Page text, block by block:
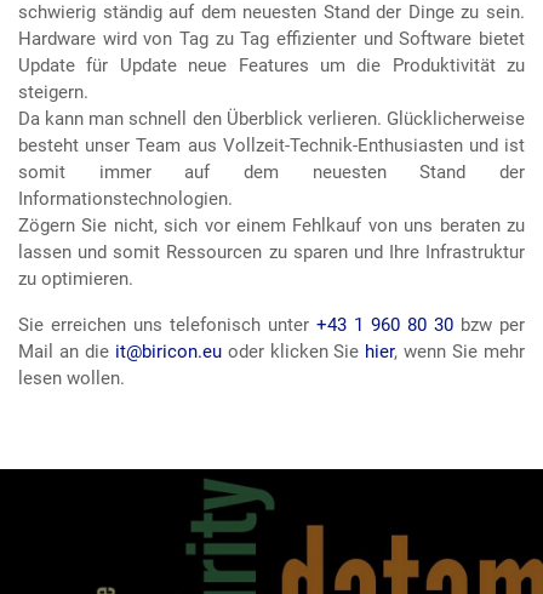
schwierig ständig auf dem neuesten Stand der Dinge zu sein.
Hardware wird von Tag zu Tag effizienter und Software bietet
Update für Update neue Features um die Produktivität zu
steigern.
Da kann man schnell den Überblick verlieren. Glücklicherweise
besteht unser Team aus Vollzeit-Technik-Enthusiasten und ist
somit immer auf dem neuesten Stand der
Informationstechnologien.
Zögern Sie nicht, sich vor einem Fehlkauf von uns beraten zu
lassen und somit Ressourcen zu sparen und Ihre Infrastruktur
zu optimieren.
Sie erreichen uns telefonisch unter +43 1 960 80 30 bzw per
Mail an die it@biricon.euoder klicken Sie hier, wenn Sie mehr
lesen wollen.